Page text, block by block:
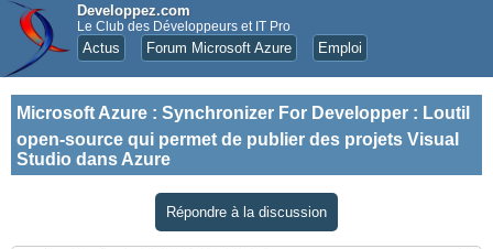
Developpez.com
Le Club des Développeurs et IT Pro
Actus Forum Microsoft Azure Emploi
Microsoft Azure : Synchronizer For Developper : Loutil
open-source qui permet de publier des projets Visual
Studio dans Azure
Répondre à la discussion